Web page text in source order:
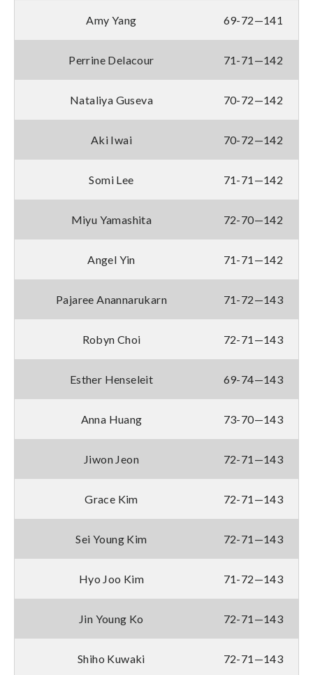
Amy Yang 69-72—141
Perrine Delacour 71-71—142
Nataliya Guseva 70-72—142
Aki Iwai 70-72—142
Somi Lee 71-71—142
Miyu Yamashita 72-70—142
Angel Yin 71-71—142
Pajaree Anannarukarn 71-72—143
Robyn Choi 72-71—143
Esther Henseleit 69-74—143
Anna Huang 73-70—143
Jiwon Jeon 72-71—143
Grace Kim 72-71—143
Sei Young Kim 72-71—143
Hyo Joo Kim 71-72—143
Jin Young Ko 72-71—143
Shiho Kuwaki 72-71—143